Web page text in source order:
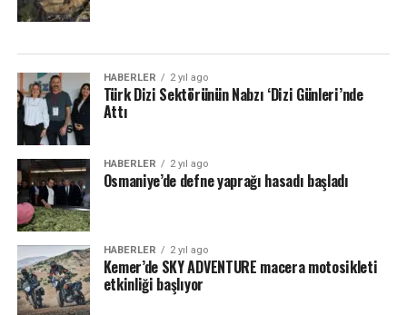
HABERLER 2 yıl ago
Türk Dizi Sektörünün Nabzı ‘Dizi Günleri’nde
Attı
HABERLER 2 yıl ago
Osmaniye’de defne yaprağı hasadı başladı
HABERLER 2 yıl ago
Kemer’de SKY ADVENTURE macera motosikleti
etkinliği başlıyor